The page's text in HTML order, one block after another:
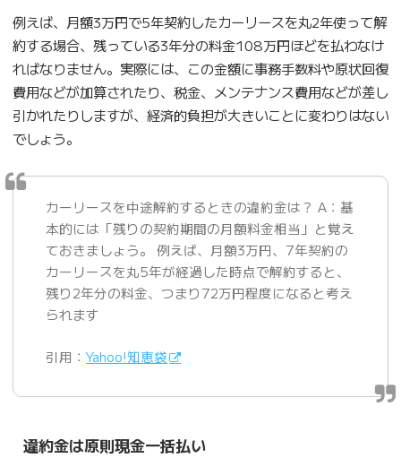
例えば、月額3万円で5年契約したカーリースを丸2年使って解
約する場合、残っている3年分の料金108万円ほどを払わなけ
ればなりません。実際には、この金額に事務手数料や原状回復
費用などが加算されたり、税金、メンテナンス費用などが差し
引かれたりしますが、経済的負担が大きいことに変わりはない
でしょう。
カーリースを中途解約するときの違約金は？ A：基
本的には「残りの契約期間の月額料金相当」と覚え
ておきましょう。 例えば、月額3万円、7年契約の
カーリースを丸5年が経過した時点で解約すると、
残り2年分の料金、つまり72万円程度になると考え
られます
引用：Yahoo!知恵袋
違約金は原則現金一括払い